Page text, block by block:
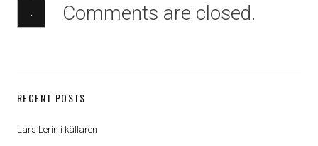
· Comments are closed.
RECENT POSTS
Lars Lerin i källaren